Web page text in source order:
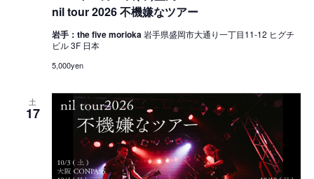
nil tour 2026 不機嫌なツアー
岩手：the five morioka 岩手県盛岡市大通り一丁目11-12 ヒグチ
ビル 3F 日本
5,000yen
土
17